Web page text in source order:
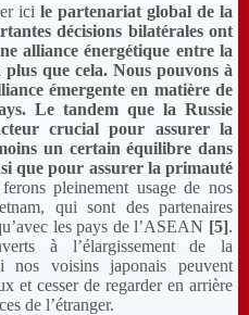
icile partenariat global de la
décisions bilatérales ont
alliance énergétique entre la
que cela. Nous pouvons à
émergente en matière de
. Le tandem que la Russie
crucial pour assurer la
un certain équilibre dans
que pour assurer la primauté
pleinement usage de nos
qui sont des partenaires
les pays de l’ASEAN [5].
à l’élargissement de la
nos voisins japonais peuvent
et cesser de regarder en arrière
de l’étranger.